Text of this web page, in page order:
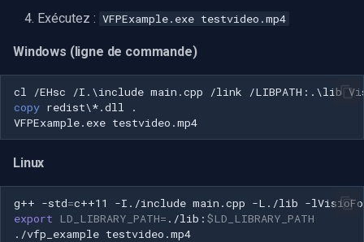
Exécutez : VFPExample.exe testvideo.mp4
Windows (ligne de commande)
copy
Linux
g++ -std=c++11 -I./include main.cpp -L./lib -
export
LD_LIBRARY_PATH= ./lib: $LD_LIBRARY_PATH
./vfp_example